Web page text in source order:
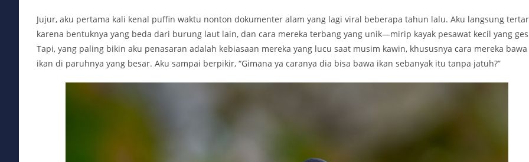
Jujur, aku pertama kali kenal puffin waktu nonton dokumenter alam yang lagi viral beberapa tahun lalu. Aku langsung
karena bentuknya yang beda dari burung laut lain, dan cara mereka terbang yang unik—mirip kayak pesawat kecil yang
Tapi, yang paling bikin aku penasaran adalah kebiasaan mereka yang lucu saat musim kawin, khususnya cara mereka bawa
ikan di paruhnya yang besar. Aku sampai berpikir, “Gimana ya caranya dia bisa bawa ikan sebanyak itu tanpa jatuh?”